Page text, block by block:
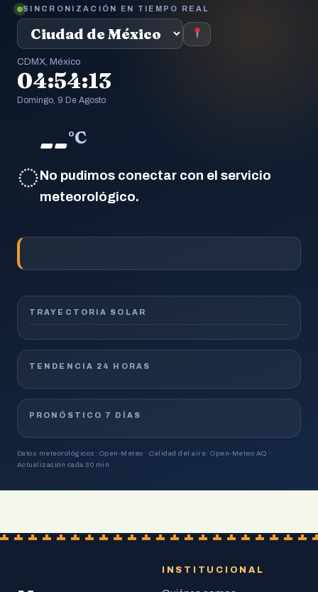
SINCRONIZACIÓN EN TIEMPO REAL
CDMX, México
04:54:14
Domingo, 9 De Agosto
◌
--°C
No pudimos conectar con el servicio
meteorológico.
TRAYECTORIA SOLAR
TENDENCIA 24 HORAS
PRONÓSTICO 7 DÍAS
Datos meteorológicos: Open-Meteo · Calidad del aire: Open-Meteo AQ ·
Actualización cada 30 min
INSTITUCIONAL